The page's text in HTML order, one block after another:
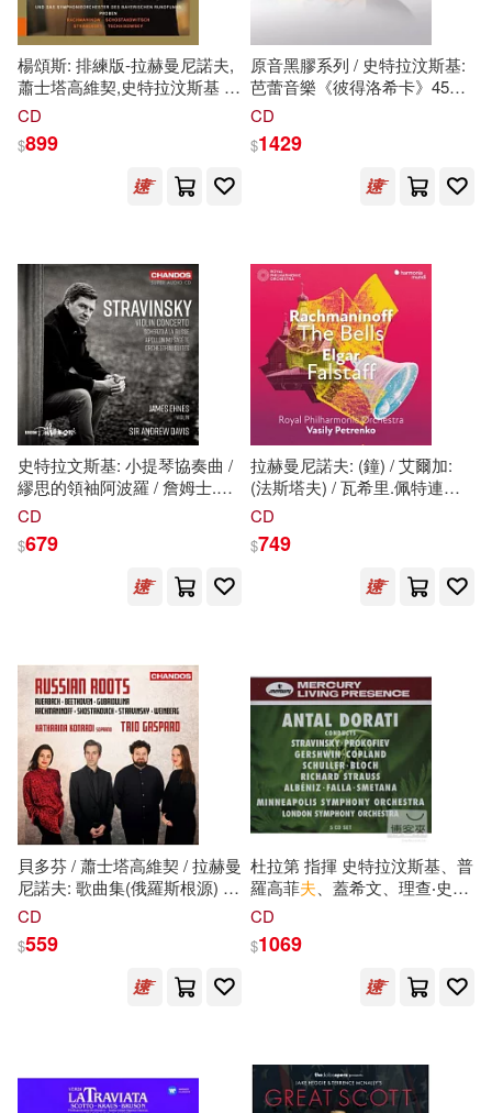
楊頌斯: 排練版-拉赫曼尼諾夫,
蕭士塔高維契,史特拉汶斯基 &
柴可夫斯基 / 楊頌斯 (指揮) / 巴
(Jansons: In Rehearsal -
Rachmaninoff, Shostakovich,
Stravinsky & Tchaikovsky /
Orchestra (4CD))
CD
$899
原音黑膠系列 / 史特拉汶斯基:
芭蕾音樂《彼得洛希卡》45轉 /
阿巴多，指揮 / 倫敦交響樂團
Series / Stravinsky:
Petrouchka / Claudio Abbado /
London Symphony Orchestra
CD
$1429
史特拉文斯基: 小提琴協奏曲 /
繆思的領袖阿波羅 / 詹姆士.艾
尼斯 小提琴 / 安德魯.戴維斯爵
(SACD)(Stravinsky: Violin
Concerto / James Ehnes, Sir
Andrew Davis (SACD))
CD
$679
拉赫曼尼諾夫: (鐘) / 艾爾加:
(法斯塔夫) / 瓦希里.佩特連科
指揮 / 皇家愛樂管絃樂團 (英
(Rachmaninoff: The Bells /
Elgar: Falstaff / Vasily
Petrenko, Royal Philharmonic
CD
$749
貝多芬 / 蕭士塔高維契 / 拉赫曼
尼諾夫: 歌曲集(俄羅斯根源) /
卡特琳娜.貝多芬 / 蕭士塔高維
羅斯根源) 卡特琳娜貝多芬/蕭
士塔高維契/拉赫曼尼諾夫: 歌
曲集(俄羅斯根源) 卡特琳娜.孔
CD
$559
杜拉第 指揮 史特拉汶斯基、普
羅高菲夫 、蓋希文、理查‧史特
勞斯、阿爾班尼士等人作品
CD
$1069